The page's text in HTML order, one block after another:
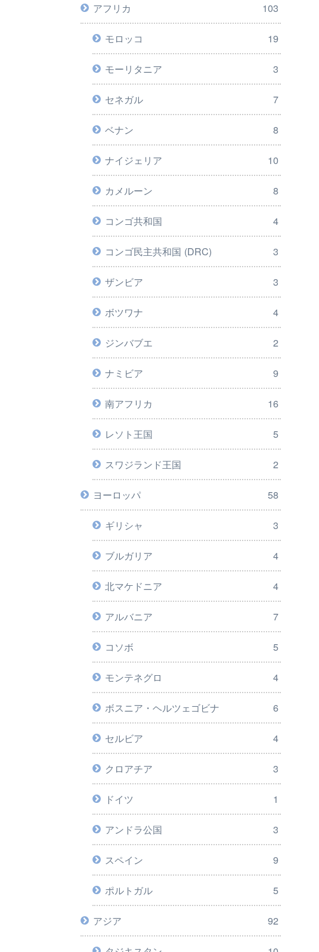
アフリカ 103
モロッコ 19
モーリタニア 3
セネガル 7
ベナン 8
ナイジェリア 10
カメルーン 8
コンゴ共和国 4
コンゴ民主共和国 (DRC) 3
ザンビア 3
ボツワナ 4
ジンバブエ 2
ナミビア 9
南アフリカ 16
レソト王国 5
スワジランド王国 2
ヨーロッパ 58
ギリシャ 3
ブルガリア 4
北マケドニア 4
アルバニア 7
コソボ 5
モンテネグロ 4
ボスニア・ヘルツェゴビナ 6
セルビア 4
クロアチア 3
ドイツ 1
アンドラ公国 3
スペイン 9
ポルトガル 5
アジア 92